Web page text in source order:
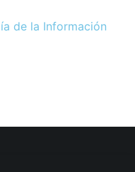
de la Información